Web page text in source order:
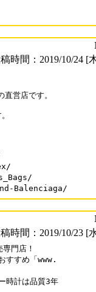
時間：2019/10/24 [
営店です。
Balenciaga/
時間：2019/10/23 [
門店！
すすめ「www.
時計は品質3年